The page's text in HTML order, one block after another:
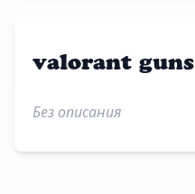
valorant guns
Без описания